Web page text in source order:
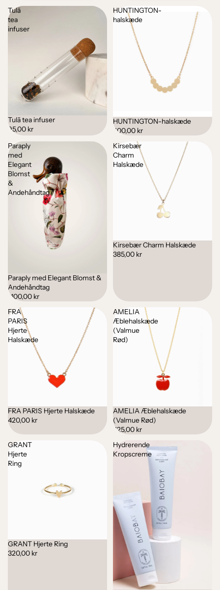
Tulā
tea
infuser
Tulā tea infuser
95,00 kr
HUNTINGTON-
halskæde
HUNTINGTON-halskæde
400,00 kr
Paraply
med
Elegant
Blomst
&
Andehåndtag
Paraply med Elegant Blomst &
Andehåndtag
1.100,00 kr
Kirsebær
Charm
Halskæde
Kirsebær Charm Halskæde
385,00 kr
FRA
PARIS
Hjerte
Halskæde
FRA PARIS Hjerte Halskæde
420,00 kr
AMELIA
Æblehalskæde
(Valmue
Rød)
AMELIA Æblehalskæde
(Valmue Rød)
425,00 kr
GRANT
Hjerte
Ring
GRANT Hjerte Ring
320,00 kr
Hydrerende
Kropscreme